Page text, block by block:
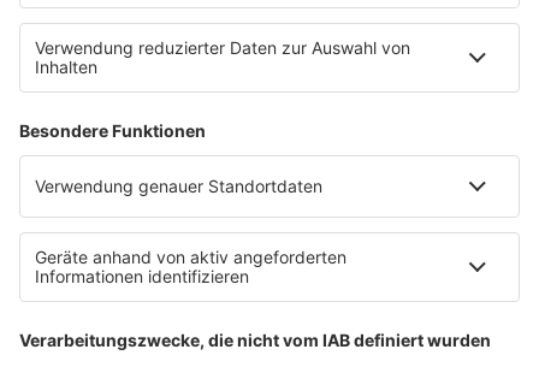
Datenschutz Facebook & Instagram
Datenschutzeinstellungen
Clubbedingungen
Werbung schalten
Waffel-Werbepartner
80s80s.de
90s90s.de
Schlagerplanetradio.com
1deutsch.de
WEIHNACHTSMUSIK.FM